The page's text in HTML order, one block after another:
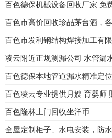
百色德保机械设备回收厂家 免
百色市发利钢结构焊接加工有
凌云附近正规测漏公司 水管漏
百色隆林上门回收坐洋币